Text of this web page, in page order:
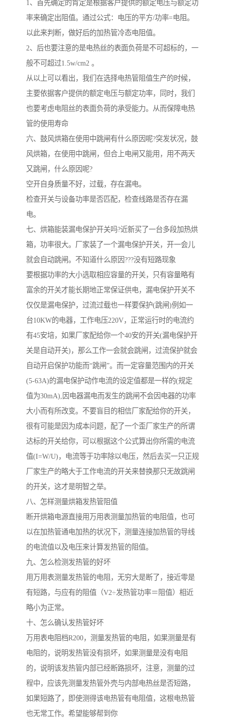
1、首先确定的肯定是根据客户提供的额定电压与额定功
率来确定出阻值。通过公式：电压的平方/功率=电阻。
以此来判断，做好后的加热管冷态电阻值。
2、后也要注意的是电热丝的表面负荷是不可超标的，一
般不可超过1.5w/cm2 。
从以上可以看出，我们在选择电热管阻值生产的时候，
主要依据客户提供的额定电压与额定功率，同时，我们
也要考虑电阻丝的表面负荷的承受能力。从而保障电热
管的使用寿命
六、鼓风烘箱在使用中跳闸有什么原因呢?突发状况，鼓
风烘箱，在使用中跳闸，但合上电闸又能用，用不两天
又跳闸，什么原因呢?
空开自身质量不好，过载，存在漏电。
检查开关与设备功率是否匹配，检查线路是否存在漏
电。
七、烘箱能装漏电保护开关吗?近新买了一台多段加热烘
箱，功率很大。厂家装了一个漏电保护开关，开一会儿
就会自动跳闸。不知道什么原因???没有短路现象
要根据功率的大小选取相应容量的开关，只有容量略有
富余的开关才能长期地正常保证供电，漏电保护开关不
仅仅是漏电保护，过流过载也一样要保护(跳闸)例如一
台10KW的电器，工作电压220V，正常运行时的电流约
有45安培，如果厂家配给你一个40安的开关(漏电保护开
关是自动开关)，那么工作一会就会跳闸，过流保护就会
自动开启保护功能而“跳闸”。而一定容量范围内的开关
(5-63A)的漏电保护动作电流的设定值都是一样的(规定
值为30mA),因电器漏电而发生的跳闸不会因电器的功率
大小而有所改变。不要盲目的相信厂家配给你的开关，
很有可能是因为成本问题，配了一个歪厂家生产的所谓
达标的开关给你，可以根据这个公式算出你所需的电流
值(I=W/U)，电流等于功率除以电压，然后去买一只正规
厂家生产的略大于工作电流的开关来替换那只无故跳闸
的开关，这才是明智之举。
八、怎样测量烘箱发热管阻值
断开烘箱电源直接用万用表测量加热管的电阻值，也可
以在加热管通电加热的状况下，测量连接加热管的导线
的电流值以及电压来计算发热管的阻值。
九、怎么检测发热管的好坏
用万用表测量发热管的电阻，无穷大是断了，接近零是
有短路，与应有的阻值（V2÷发热管功率＝阻值）相近
略小为正常。
十、怎么确认发热管好坏
万用表电阻档R200，测量发热管的电阻，如果测量是有
电阻的，说明发热管没有损坏，如果测量是没有电阻
的，说明该发热管内部已经断路损坏，注意，测量的过
程中，应该先测量发热管外壳与内部电热丝是否短路，
如果短路了，即使测得该电热管有电阻值，这根电热管
也无常工作。希望能够帮到你